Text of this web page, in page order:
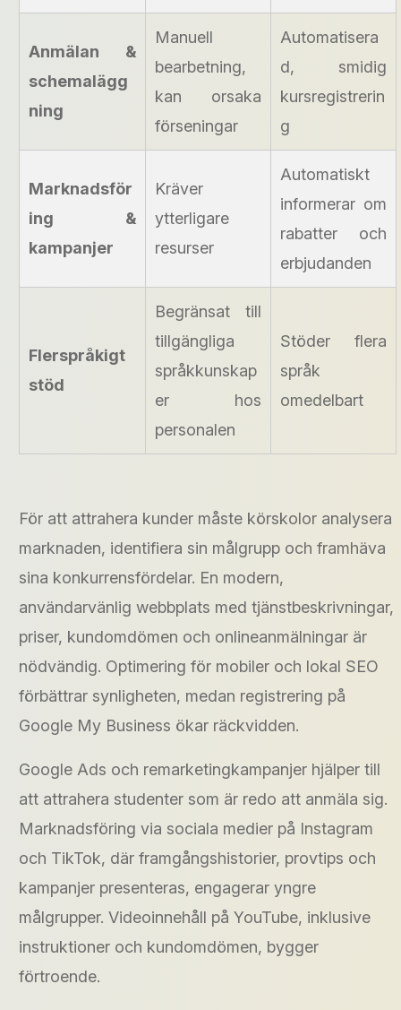
Anmälan &
schemalägg
ning
Manuell
bearbetning,
kan orsaka
förseningar
Automatisera
d, smidig
kursregistrerin
g
Marknadsför
ing &
kampanjer
Kräver
ytterligare
resurser
Automatiskt
informerar om
rabatter och
erbjudanden
Flerspråkigt
stöd
Begränsat till
tillgängliga
språkkunskap
er hos
personalen
Stöder flera
språk
omedelbart
För att attrahera kunder måste körskolor analysera
marknaden, identifiera sin målgrupp och framhäva
sina konkurrensfördelar. En modern,
användarvänlig webbplats med tjänstbeskrivningar,
priser, kundomdömen och onlineanmälningar är
nödvändig. Optimering för mobiler och lokal SEO
förbättrar synligheten, medan registrering på
Google My Business ökar räckvidden.
Google Ads och remarketingkampanjer hjälper till
att attrahera studenter som är redo att anmäla sig.
Marknadsföring via sociala medier på Instagram
och TikTok, där framgångshistorier, provtips och
kampanjer presenteras, engagerar yngre
målgrupper. Videoinnehåll på YouTube, inklusive
instruktioner och kundomdömen, bygger
förtroende.